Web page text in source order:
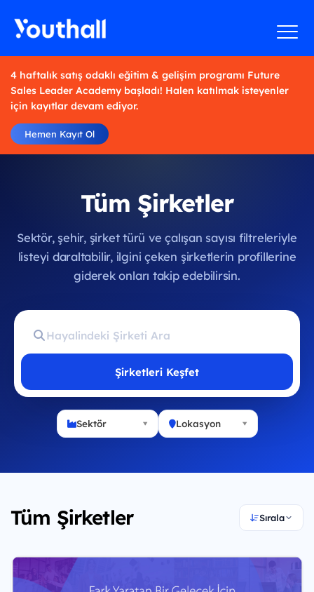
4 haftalık satış odaklı eğitim & gelişim programı Future
Sales Leader Academy başladı! Halen katılmak isteyenler
için kayıtlar devam ediyor.
Hemen Kayıt Ol
Tüm Şirketler
Sektör, şehir, şirket türü ve çalışan sayısı filtreleriyle
listeyi daraltabilir, ilgini çeken şirketlerin profillerine
giderek onları takip edebilirsin.
Şirketleri Keşfet
Sektör Lokasyon
Tüm Şirketler Sırala